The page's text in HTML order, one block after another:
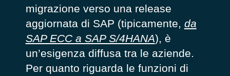
migrazione verso una release
aggiornata di SAP (tipicamente, da
SAP ECC a SAP S/4HANA), è
un’esigenza diffusa tra le aziende.
Per quanto riguarda le funzioni di